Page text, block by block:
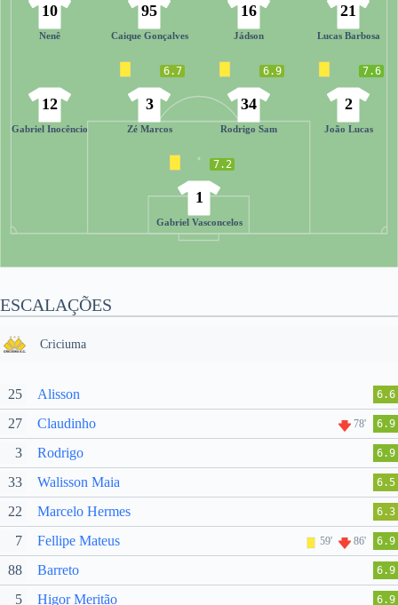
7.2
1
Gabriel Vasconcelos
12
Gabriel Inocêncio
6.7
3
Zé Marcos
6.9
34
Rodrigo Sam
7.6
2
João Lucas
10
Nenê
95
Caique Gonçalves
16
Jádson
21
Lucas Barbosa
ESCALAÇÕES
Criciuma
25 Alisson 6.6
27 Claudinho 78' 6.9
3 Rodrigo 6.9
33 Walisson Maia 6.5
22 Marcelo Hermes 6.3
7 Fellipe Mateus 59' 86' 6.9
88 Barreto 6.9
5 Higor Meritão 6.9